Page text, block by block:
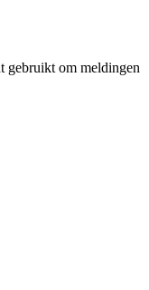
gebruikt om meldingen